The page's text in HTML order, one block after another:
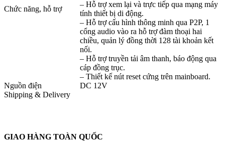
Chức năng, hỗ trợ
– Hỗ trợ xem lại và trực tiếp qua mạng máy
tính thiết bị di động.
– Hỗ trợ cấu hình thông minh qua P2P, 1
cổng audio vào ra hỗ trợ đàm thoại hai
chiều, quản lý đồng thời 128 tài khoản kết
nối.
– Hỗ trợ truyền tải âm thanh, báo động qua
cáp đồng trục.
– Thiết kế nút reset cứng trên mainboard.
Nguồn điện
DC 12V
Shipping & Delivery
GIAO HÀNG TOÀN QUỐC